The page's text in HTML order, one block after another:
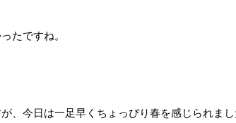
たですね。
、今日は一足早くちょっぴり春を感じられまし